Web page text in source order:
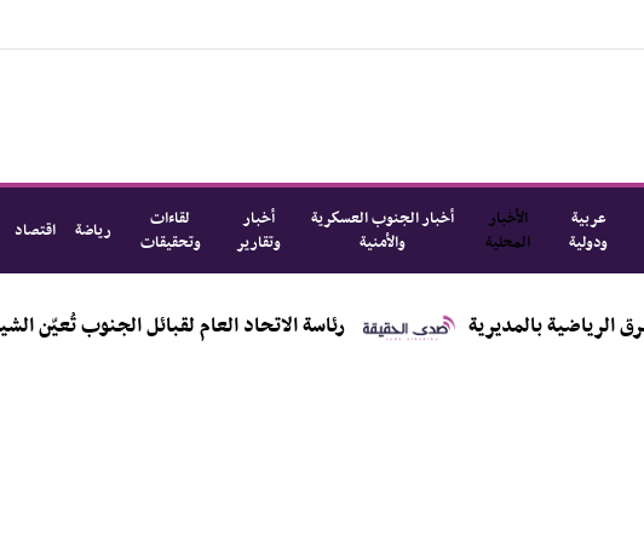
عربية
ودولية
الأخبار
المحلية
أخبار الجنوب العسكرية
والأمنية
أخبار
وتقارير
لقاءات
وتحقيقات
رياضة اقتصاد
رئاسة الاتحاد العام لقبائل الجنوب تُعيّن الشيخ أحمد عبدالله محمد